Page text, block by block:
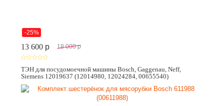
-25%
13 600 p 18 000 p
ТЭН для посудомоечной машины Bosch, Gaggenau, Neff,
Siemens 12019637 (12014980, 12024284, 00655540)